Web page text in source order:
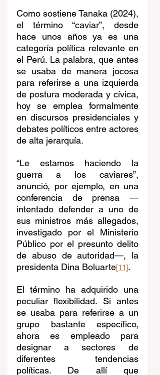
Como sostiene Tanaka (2024),
el término “caviar”, desde
hace unos años ya es una
categoría política relevante en
el Perú. La palabra, que antes
se usaba de manera jocosa
para referirse a una izquierda
de postura moderada y cívica,
hoy se emplea formalmente
en discursos presidenciales y
debates políticos entre actores
de alta jerarquía.
“Le estamos haciendo la
guerra a los caviares”,
anunció, por ejemplo, en una
conferencia de prensa —
intentado defender a uno de
sus ministros más allegados,
investigado por el Ministerio
Público por el presunto delito
de abuso de autoridad—, la
presidenta Dina Boluarte[11].
El término ha adquirido una
peculiar flexibilidad. Si antes
se usaba para referirse a un
grupo bastante específico,
ahora es empleado para
designar a sectores de
diferentes tendencias
políticas. De allí que